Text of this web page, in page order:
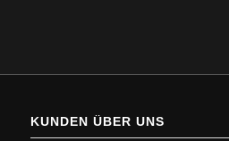
KUNDEN ÜBER UNS